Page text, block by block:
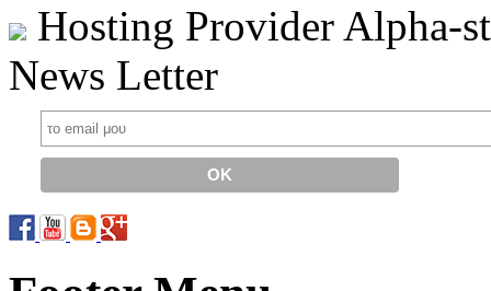
Hosting Provider Alpha-
News Letter